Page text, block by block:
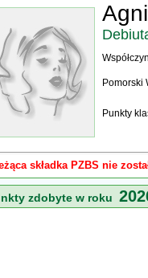
Pomorski
Punkty
składka PZBS nie
zdobyte w roku